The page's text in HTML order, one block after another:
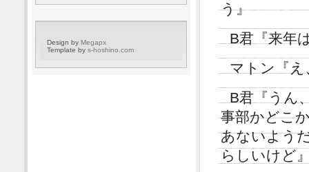
う』
B君『来年
マトン『
B君『うん
事部かどこ
あないよう
らしいけど
Design by Megapx
Template by s-hoshino.com